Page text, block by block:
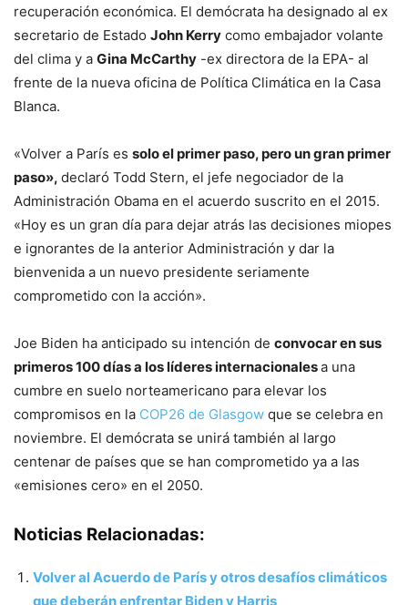
recuperación económica. El demócrata ha designado al ex
secretario de Estado John Kerry como embajador volante
del clima y a Gina McCarthy -ex directora de la EPA- al
frente de la nueva oficina de Política Climática en la Casa
Blanca.
«Volver a París es solo el primer paso, pero un gran primer
paso», declaró Todd Stern, el jefe negociador de la
Administración Obama en el acuerdo suscrito en el 2015.
«Hoy es un gran día para dejar atrás las decisiones miopes
e ignorantes de la anterior Administración y dar la
bienvenida a un nuevo presidente seriamente
comprometido con la acción».
Joe Biden ha anticipado su intención de convocar en sus
primeros 100 días a los líderes internacionalesa una
cumbre en suelo norteamericano para elevar los
compromisos en la COP26 de Glasgow que se celebra en
noviembre. El demócrata se unirá también al largo
centenar de países que se han comprometido ya a las
«emisiones cero» en el 2050.
Noticias Relacionadas:
Volver al Acuerdo de París y otros desafíos climáticos
que deberán enfrentar Biden y Harris